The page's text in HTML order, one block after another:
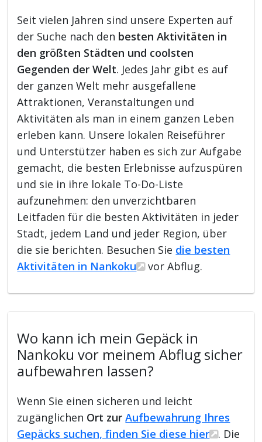
Seit vielen Jahren sind unsere Experten auf
der Suche nach den besten Aktivitäten in
den größten Städten und coolsten
Gegenden der Welt. Jedes Jahr gibt es auf
der ganzen Welt mehr ausgefallene
Attraktionen, Veranstaltungen und
Aktivitäten als man in einem ganzen Leben
erleben kann. Unsere lokalen Reiseführer
und Unterstützer haben es sich zur Aufgabe
gemacht, die besten Erlebnisse aufzuspüren
und sie in ihre lokale To-Do-Liste
aufzunehmen: den unverzichtbaren
Leitfaden für die besten Aktivitäten in jeder
Stadt, jedem Land und jeder Region, über
die sie berichten. Besuchen Sie die besten
Aktivitäten in Nankoku
vor Abflug.
Wo kann ich mein Gepäck in
Nankoku vor meinem Abflug sicher
aufbewahren lassen?
Wenn Sie einen sicheren und leicht
zugänglichen Ort zurAufbewahrung Ihres
Gepäcks suchen, finden Sie diese hier
. Die